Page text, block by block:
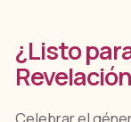
¿Listo
Celebrar el